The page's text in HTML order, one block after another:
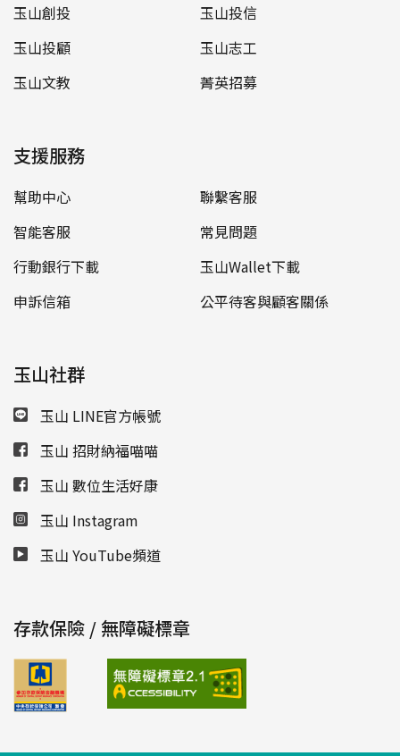
玉山創投
玉山投信
玉山投顧
玉山志工
玉山文教
菁英招募
支援服務
幫助中心
聯繫客服
智能客服
常見問題
行動銀行下載
玉山Wallet下載
申訴信箱
公平待客與顧客關係
玉山社群
玉山 LINE官方帳號
玉山 招財納福喵喵
玉山 數位生活好康
玉山 Instagram
玉山 YouTube頻道
存款保險 / 無障礙標章